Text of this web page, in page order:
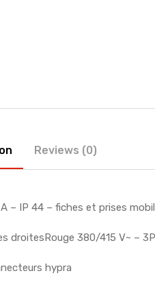
Reviews (0)
– IP 44 – fiches et prises
droitesRouge 380/415 V~ –
hypra